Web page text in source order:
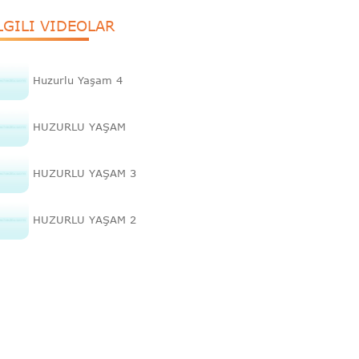
VIDEOLAR
Huzurlu Yaşam 4
HUZURLU YAŞAM
HUZURLU YAŞAM 3
HUZURLU YAŞAM 2